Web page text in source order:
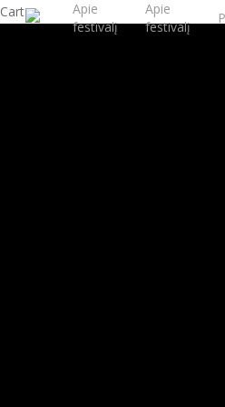
Apie
festivalį
Apie
festivalį
CartClose